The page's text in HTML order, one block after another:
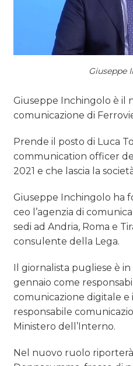
Giuseppe
Giuseppe Inchingolo è il
comunicazione di
Prende il posto di Luca
communication officer
2021 e che lascia la
Giuseppe Inchingolo ha
ceo l’agenzia di
sedi ad Andria, Roma e
consulente della Lega.
Il giornalista pugliese è
gennaio come
comunicazione digitale e
responsabile
Ministero dell’Interno.
Nel nuovo ruolo